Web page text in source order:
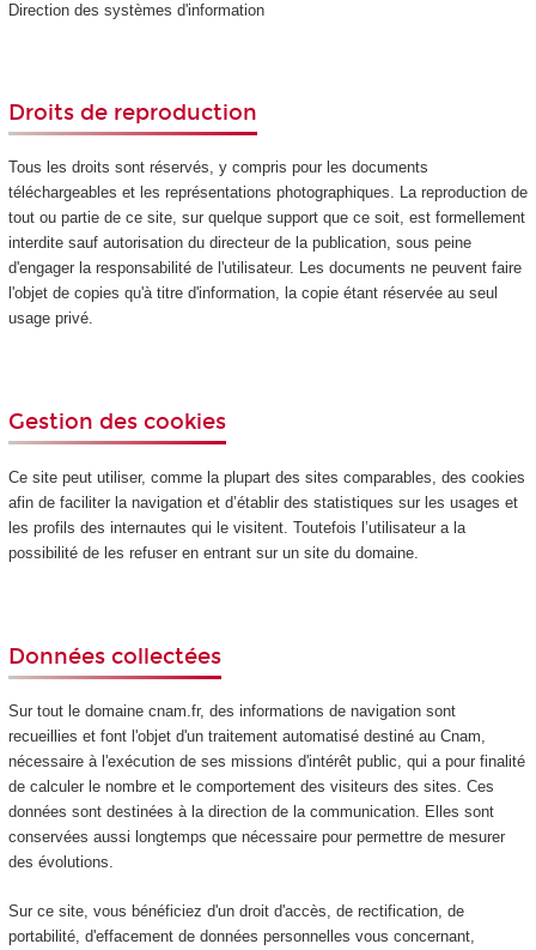
Direction des systèmes d'information
Droits de reproduction
Tous les droits sont réservés, y compris pour les documents
téléchargeables et les représentations photographiques. La reproduction de
tout ou partie de ce site, sur quelque support que ce soit, est formellement
interdite sauf autorisation du directeur de la publication, sous peine
d'engager la responsabilité de l'utilisateur. Les documents ne peuvent faire
l'objet de copies qu'à titre d'information, la copie étant réservée au seul
usage privé.
Gestion des cookies
Ce site peut utiliser, comme la plupart des sites comparables, des cookies
afin de faciliter la navigation et d’établir des statistiques sur les usages et
les profils des internautes qui le visitent. Toutefois l’utilisateur a la
possibilité de les refuser en entrant sur un site du domaine.
Données collectées
Sur tout le domaine cnam.fr, des informations de navigation sont
recueillies et font l'objet d'un traitement automatisé destiné au Cnam,
nécessaire à l'exécution de ses missions d'intérêt public, qui a pour finalité
de calculer le nombre et le comportement des visiteurs des sites. Ces
données sont destinées à la direction de la communication. Elles sont
conservées aussi longtemps que nécessaire pour permettre de mesurer
des évolutions.
Sur ce site, vous bénéficiez d'un droit d'accès, de rectification, de
portabilité, d'effacement de données personnelles vous concernant,